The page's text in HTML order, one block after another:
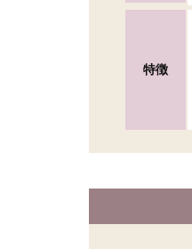
特徴